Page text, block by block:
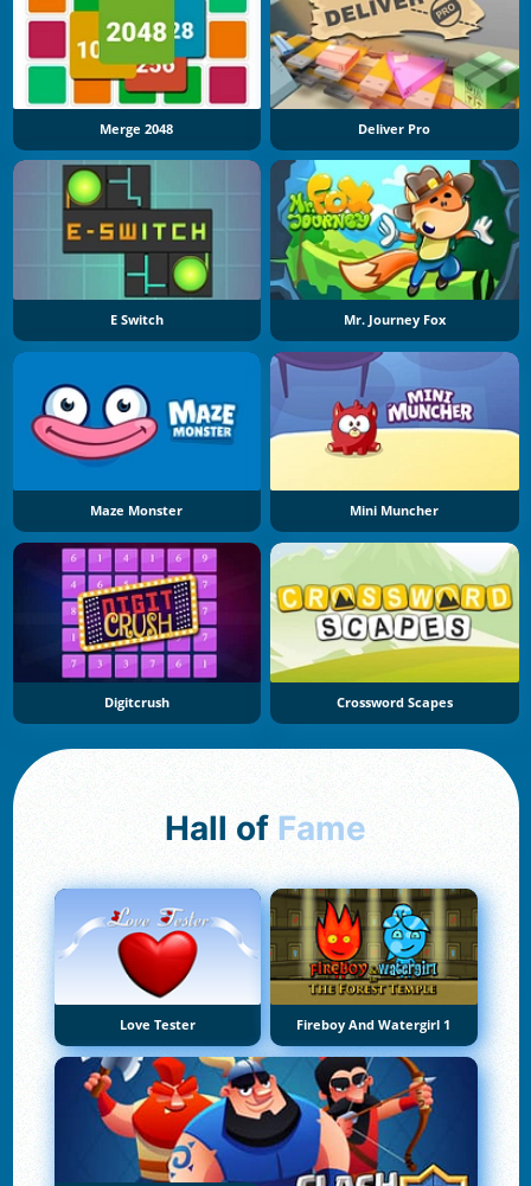
Merge 2048 Deliver Pro
E Switch Mr. Journey Fox
Maze Monster Mini Muncher
Digitcrush Crossword Scapes
Hall of Fame
Love Tester Fireboy And Watergirl 1